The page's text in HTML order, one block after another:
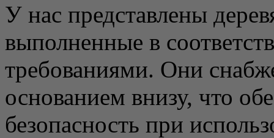
У нас представлены
выполненные в
требованиями. Они
основанием внизу, что
безопасность при